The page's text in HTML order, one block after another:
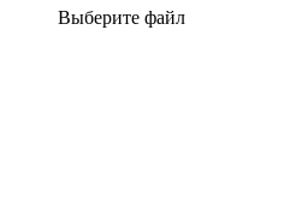
Выберите файл